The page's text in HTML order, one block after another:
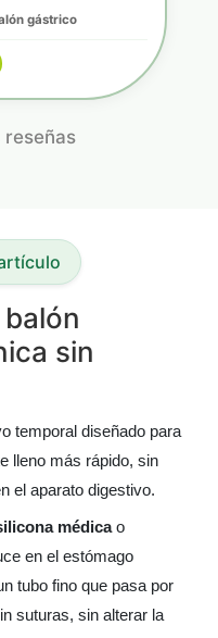
gástrico
reseñas
sin
temporal diseñado para
lleno más rápido, sin
el aparato digestivo.
médicao
en el estómago
tubo fino que pasa por
suturas, sin alterar la